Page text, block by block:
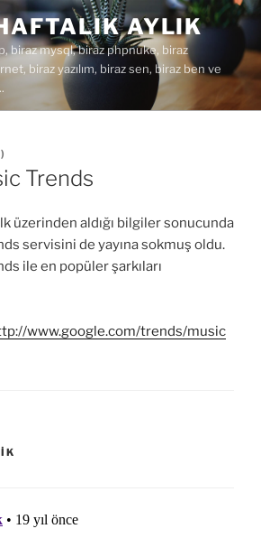
AYLIK
biraz mysql, biraz phpnuke, biraz
biraz yazılım, biraz sen, biraz ben ve
)
Trends
üzerinden aldığı bilgiler sonucunda
servisini de yayına sokmuş oldu.
ile en popüler şarkıları
www.google.com/trends/music